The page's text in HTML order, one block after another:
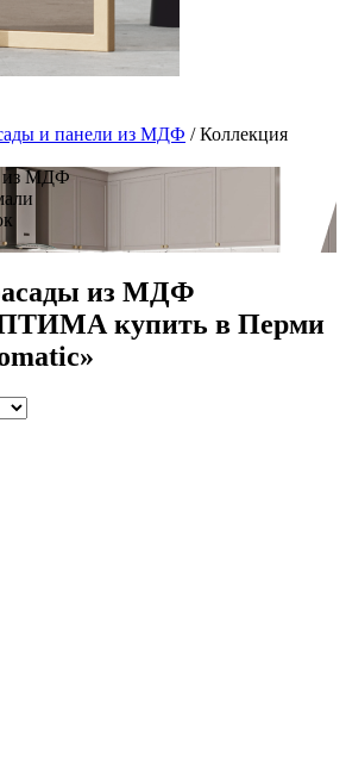
и панели из МДФ /Коллекция
из МДФ
из МДФ
купить в Перми